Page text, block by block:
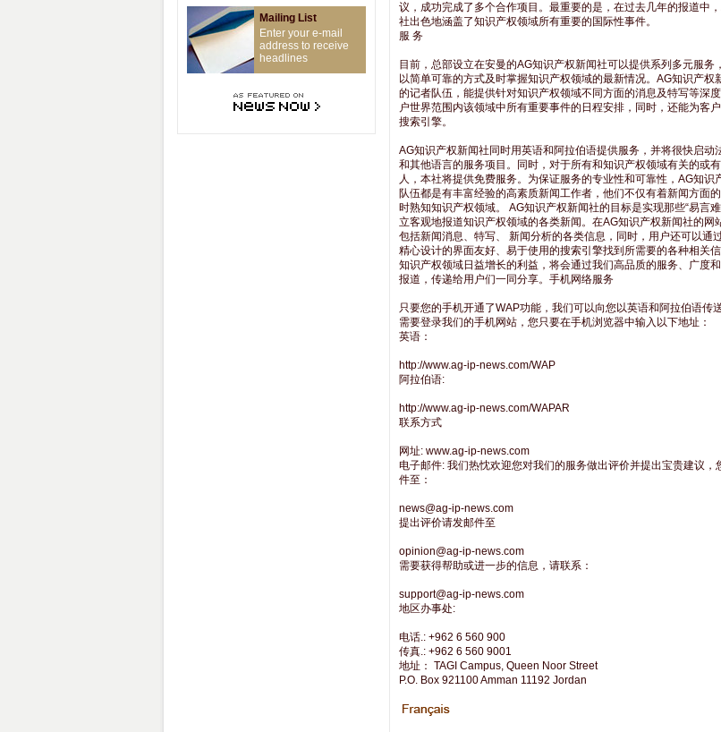
Mailing List
Enter your e-mail
address to receive
headlines
议，成功完成了多个合作项目。最重要的是，在过去几年的报道中
社出色地涵盖了知识产权领域所有重要的国际性事件。
服 务
目前，总部设立在安曼的AG知识产权新闻社可以提供系列多元服务
以简单可靠的方式及时掌握知识产权领域的最新情况。AG知识产权
的记者队伍，能提供针对知识产权领域不同方面的消息及特写等深
户世界范围内该领域中所有重要事件的日程安排，同时，还能为客
搜索引擎。
AG知识产权新闻社同时用英语和阿拉伯语提供服务，并将很快启动
和其他语言的服务项目。同时，对于所有和知识产权领域有关的或
人，本社将提供免费服务。为保证服务的专业性和可靠性，AG知识
队伍都是有丰富经验的高素质新闻工作者，他们不仅有着新闻方面
时熟知知识产权领域。 AG知识产权新闻社的目标是实现那些“易言
立客观地报道知识产权领域的各类新闻。在AG知识产权新闻社的网
包括新闻消息、特写、 新闻分析的各类信息，同时，用户还可以通
精心设计的界面友好、易于使用的搜索引擎找到所需要的各种相关信
知识产权领域日益增长的利益，将会通过我们高品质的服务、广度
报道，传递给用户们一同分享。手机网络服务
只要您的手机开通了WAP功能，我们可以向您以英语和阿拉伯语传
需要登录我们的手机网站，您只要在手机浏览器中输入以下地址：
英语：
http://www.ag-ip-news.com/WAP
阿拉伯语:
http://www.ag-ip-news.com/WAPAR
联系方式
网址: www.ag-ip-news.com
电子邮件: 我们热忱欢迎您对我们的服务做出评价并提出宝贵建议，
件至：
news@ag-ip-news.com
提出评价请发邮件至
opinion@ag-ip-news.com
需要获得帮助或进一步的信息，请联系：
support@ag-ip-news.com
地区办事处:
电话.: +962 6 560 900
传真.: +962 6 560 9001
地址： TAGI Campus, Queen Noor Street
P.O. Box 921100 Amman 11192 Jordan